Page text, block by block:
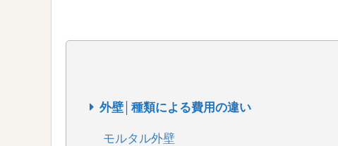
外壁│種類による費用の違い
モルタル外壁